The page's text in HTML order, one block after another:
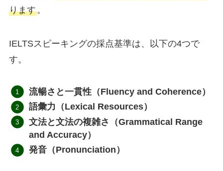
ります。
IELTSスピーキングの採点基準は、以下の4つで
す。
流暢さと一貫性（Fluency and Coherence）
語彙力
（Lexical Resources）
文法と文法の複雑さ
（Grammatical Range
and Accuracy）
発音 （Pronunciation）